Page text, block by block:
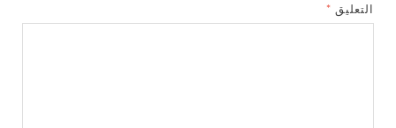
التعليق *